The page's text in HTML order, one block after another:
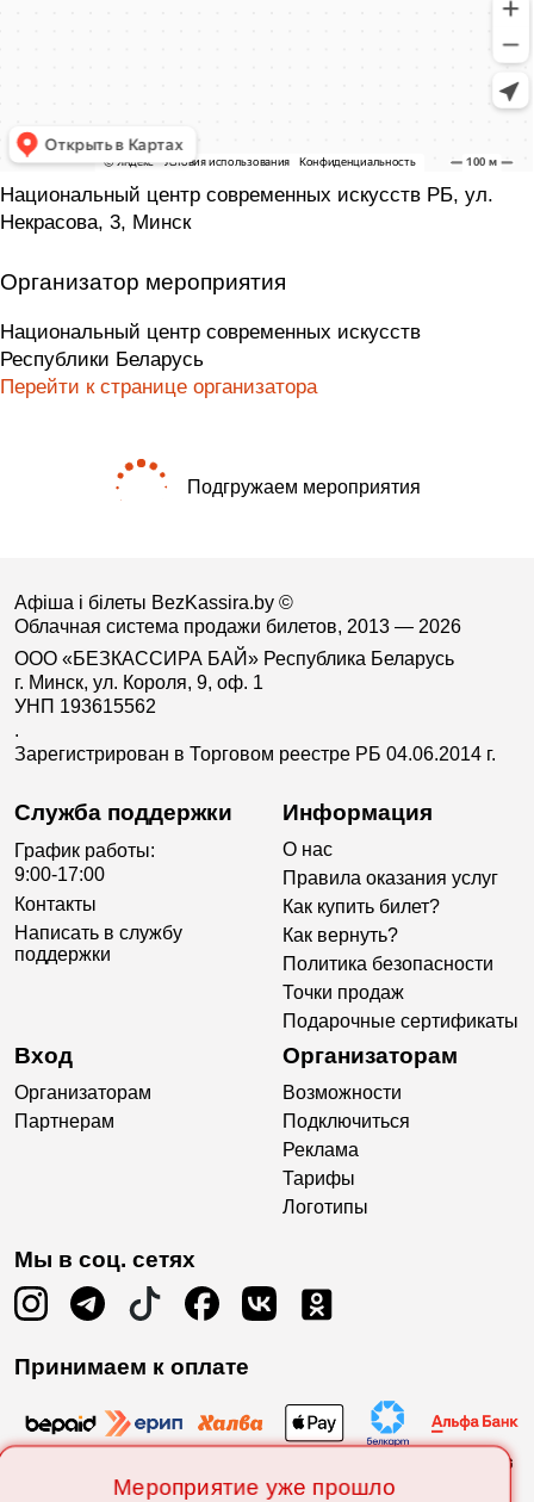
Мероприятие уже прошло
Национальный центр современных искусств РБ, ул.
Некрасова, 3, Минск
Организатор мероприятия
Национальный центр современных искусств
Республики Беларусь
Перейти к странице организатора
Подгружаем мероприятия
Афіша і білеты BezKassira.by ©
Облачная система продажи билетов, 2013 — 2026
ООО «БЕЗКАССИРА БАЙ» Республика Беларусь
г. Минск, ул. Короля, 9, оф. 1
УНП 193615562
.
Зарегистрирован в Торговом реестре РБ 04.06.2014 г.
Служба поддержки
График работы:
9:00-17:00
Контакты
Написать в службу
поддержки
Информация
О нас
Правила оказания услуг
Как купить билет?
Как вернуть?
Политика безопасности
Точки продаж
Подарочные сертификаты
Вход
Организаторам
Партнерам
Организаторам
Возможности
Подключиться
Реклама
Тарифы
Логотипы
Мы в соц. сетях
Принимаем к оплате